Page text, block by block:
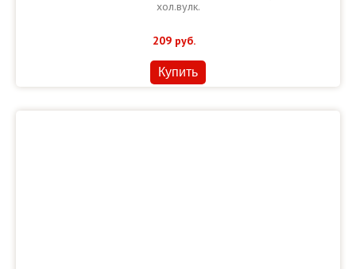
хол.вулк.
209 руб.
Купить